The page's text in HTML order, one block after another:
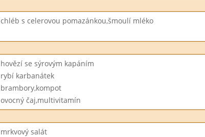
chléb s celerovou pomazánkou,šmoulí mléko
hovězí se sýrovým kapáním
rybí karbanátek
brambory,kompot
ovocný čaj,multivitamín
mrkvový salát